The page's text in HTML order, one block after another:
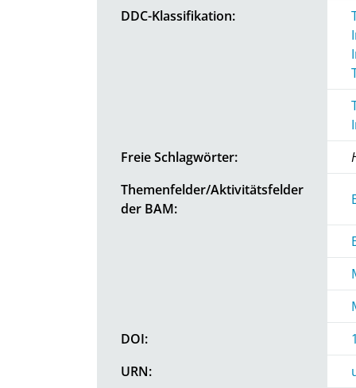
DDC-Klassifikation:
Freie Schlagwörter:
Themenfelder/Aktivitätsfelder
der BAM:
DOI:
URN: